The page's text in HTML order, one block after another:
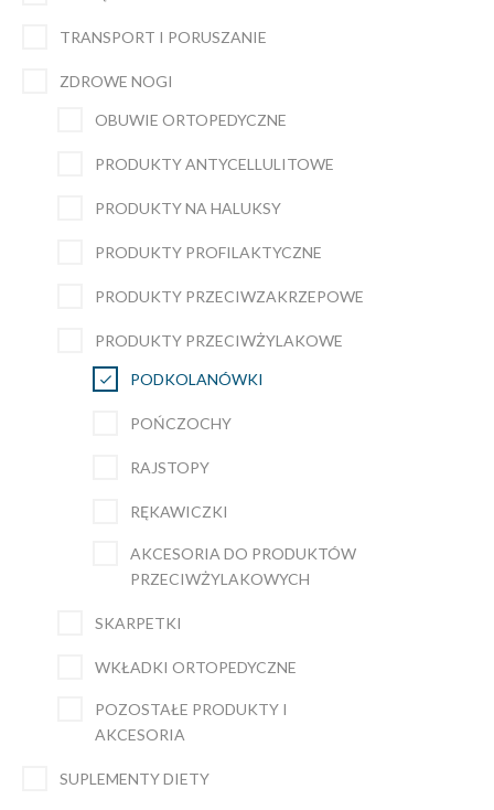
TRANSPORT I PORUSZANIE
ZDROWE NOGI
OBUWIE ORTOPEDYCZNE
PRODUKTY ANTYCELLULITOWE
PRODUKTY NA HALUKSY
PRODUKTY PROFILAKTYCZNE
PRODUKTY PRZECIWZAKRZEPOWE
PRODUKTY PRZECIWŻYLAKOWE
PODKOLANÓWKI
POŃCZOCHY
RAJSTOPY
RĘKAWICZKI
AKCESORIA DO PRODUKTÓW
PRZECIWŻYLAKOWYCH
SKARPETKI
WKŁADKI ORTOPEDYCZNE
POZOSTAŁE PRODUKTY I
AKCESORIA
SUPLEMENTY DIETY